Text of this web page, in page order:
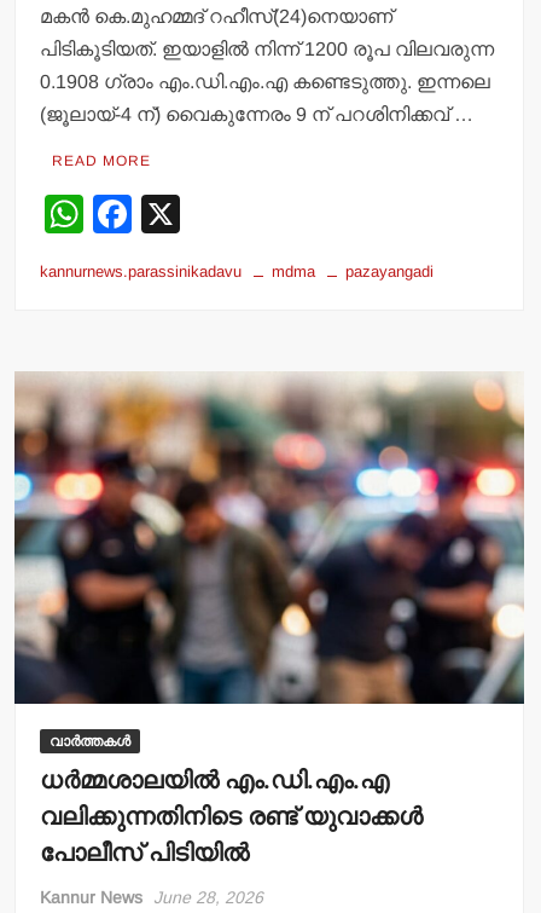
മകന്‍ കെ.മുഹമ്മദ് റഹീസ്(24)നെയാണ്
പിടികൂടിയത്. ഇയാളില്‍ നിന്ന് 1200 രൂപ വിലവരുന്ന
0.1908 ഗ്രാം എം.ഡി.എം.എ കണ്ടെടുത്തു. ഇന്നലെ
(ജൂലായ്-4 ന്) വൈകുന്നേരം 9 ന് പറശിനിക്കവ് …
READ MORE
W
at
A
p
p
F
c
b
o
o
k
kannurnews.parassinikadavu mdma pazayangadi
വാർത്തകൾ
ധര്‍മ്മശാലയില്‍ എം.ഡി.എം.എ
വലിക്കുന്നതിനിടെ രണ്ട് യുവാക്കള്‍
പോലീസ് പിടിയില്‍
Kannur News June 28, 2026